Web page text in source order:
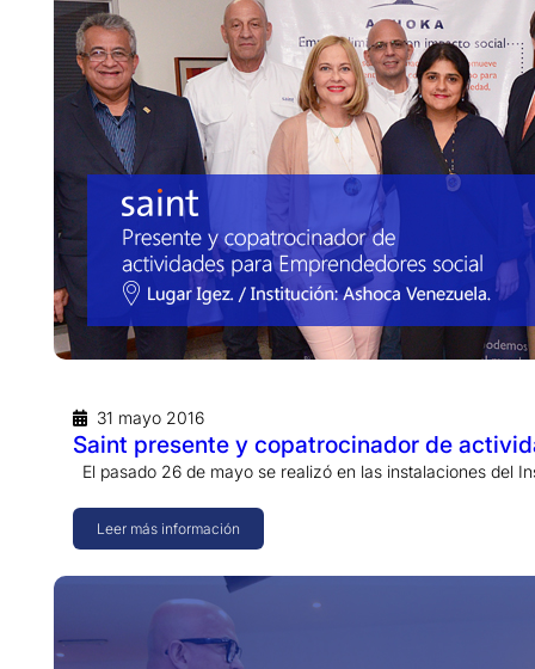
31 mayo 2016
Saint presente y copatrocinador de
El pasado 26 de mayo se realizó en las instalaciones del
Leer más información